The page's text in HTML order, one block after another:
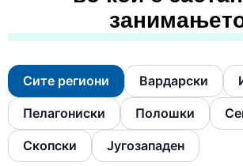
Сите региони Вардарски
Пелагониски Полошки
Скопски Југозападен